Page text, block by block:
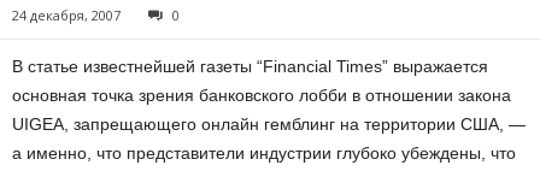
24 декабря, 2007 0
В статье известнейшей газеты “Financial Times” выражается
основная точка зрения банковского лобби в отношении закона
UIGEA, запрещающего онлайн гемблинг на территории США, —
а именно, что представители индустрии глубоко убеждены, что